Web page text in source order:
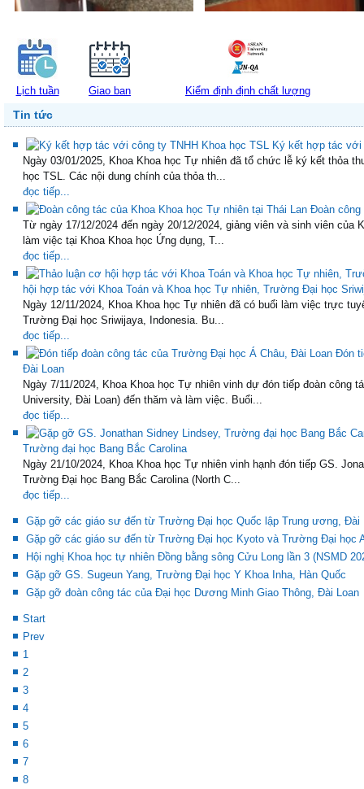
Lịch tuần Giao ban Kiểm định định chất lượng
Tin tức
Ký kết hợp tác với
Ngày 03/01/2025, Khoa Khoa học Tự nhiên đã tổ chức lễ ký kết thỏa
học TSL. Các nội dung chính của thỏa th...
đọc tiếp...
Đoàn công
Từ ngày 17/12/2024 đến ngày 20/12/2024, giảng viên và sinh viên của
làm việc tại Khoa Khoa học Ứng dụng, T...
đọc tiếp...
hội hợp tác với Khoa Toán và Khoa học Tự nhiên, Trường Đại học
Ngày 12/11/2024, Khoa Khoa học Tự nhiên đã có buổi làm việc trực
Trường Đại học Sriwijaya, Indonesia. Bu...
đọc tiếp...
Đón
Đài Loan
Ngày 7/11/2024, Khoa Khoa học Tự nhiên vinh dự đón tiếp đoàn công
University, Đài Loan) đến thăm và làm việc. Buổi...
đọc tiếp...
Trường đại học Bang Bắc Carolina
Ngày 21/10/2024, Khoa Khoa học Tự nhiên vinh hạnh đón tiếp GS.
Trường Đại học Bang Bắc Carolina (North C...
đọc tiếp...
Gặp gỡ các giáo sư đến từ Trường Đại học Quốc lập Trung ương, Đài
Gặp gỡ các giáo sư đến từ Trường Đại học Kyoto và Trường Đại học
Hội nghị Khoa học tự nhiên Đồng bằng sông Cửu Long lần 3 (NSMD
Gặp gỡ GS. Sugeun Yang, Trường Đại học Y Khoa Inha, Hàn Quốc
Gặp gỡ đoàn công tác của Đại học Dương Minh Giao Thông, Đài Loan
Start
Prev
1
2
3
4
5
6
7
8